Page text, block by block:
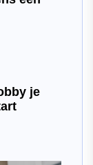
je